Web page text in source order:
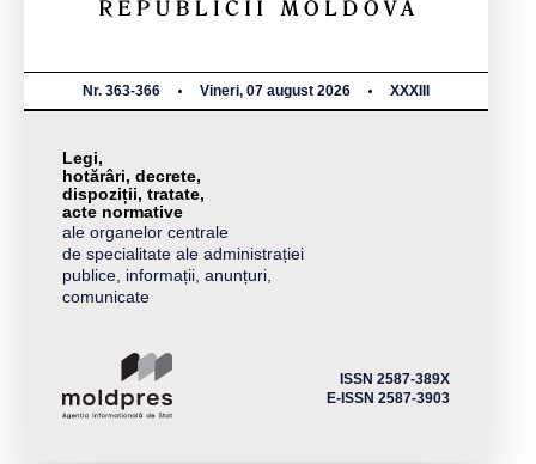
Nr. 363-366 Vineri, 07 august 2026 XXXIII
Legi,
hotărâri, decrete,
dispoziții, tratate,
acte normative
ale organelor centrale
de specialitate ale administrației
publice, informații, anunțuri,
comunicate
ISSN 2587-389X
E-ISSN 2587-3903